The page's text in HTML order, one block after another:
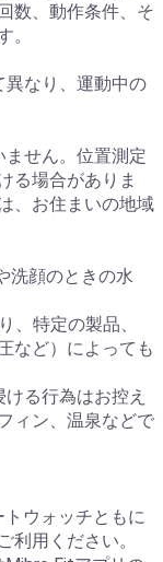
数、動作条件、そ
。
なり、運動中の
せん。位置測定
る場合がありま
、お住まいの地域
洗顔のときの水
、特定の製品、
など）によっても
る行為はお控え
ィン、温泉などで
ウォッチともに
利用ください。